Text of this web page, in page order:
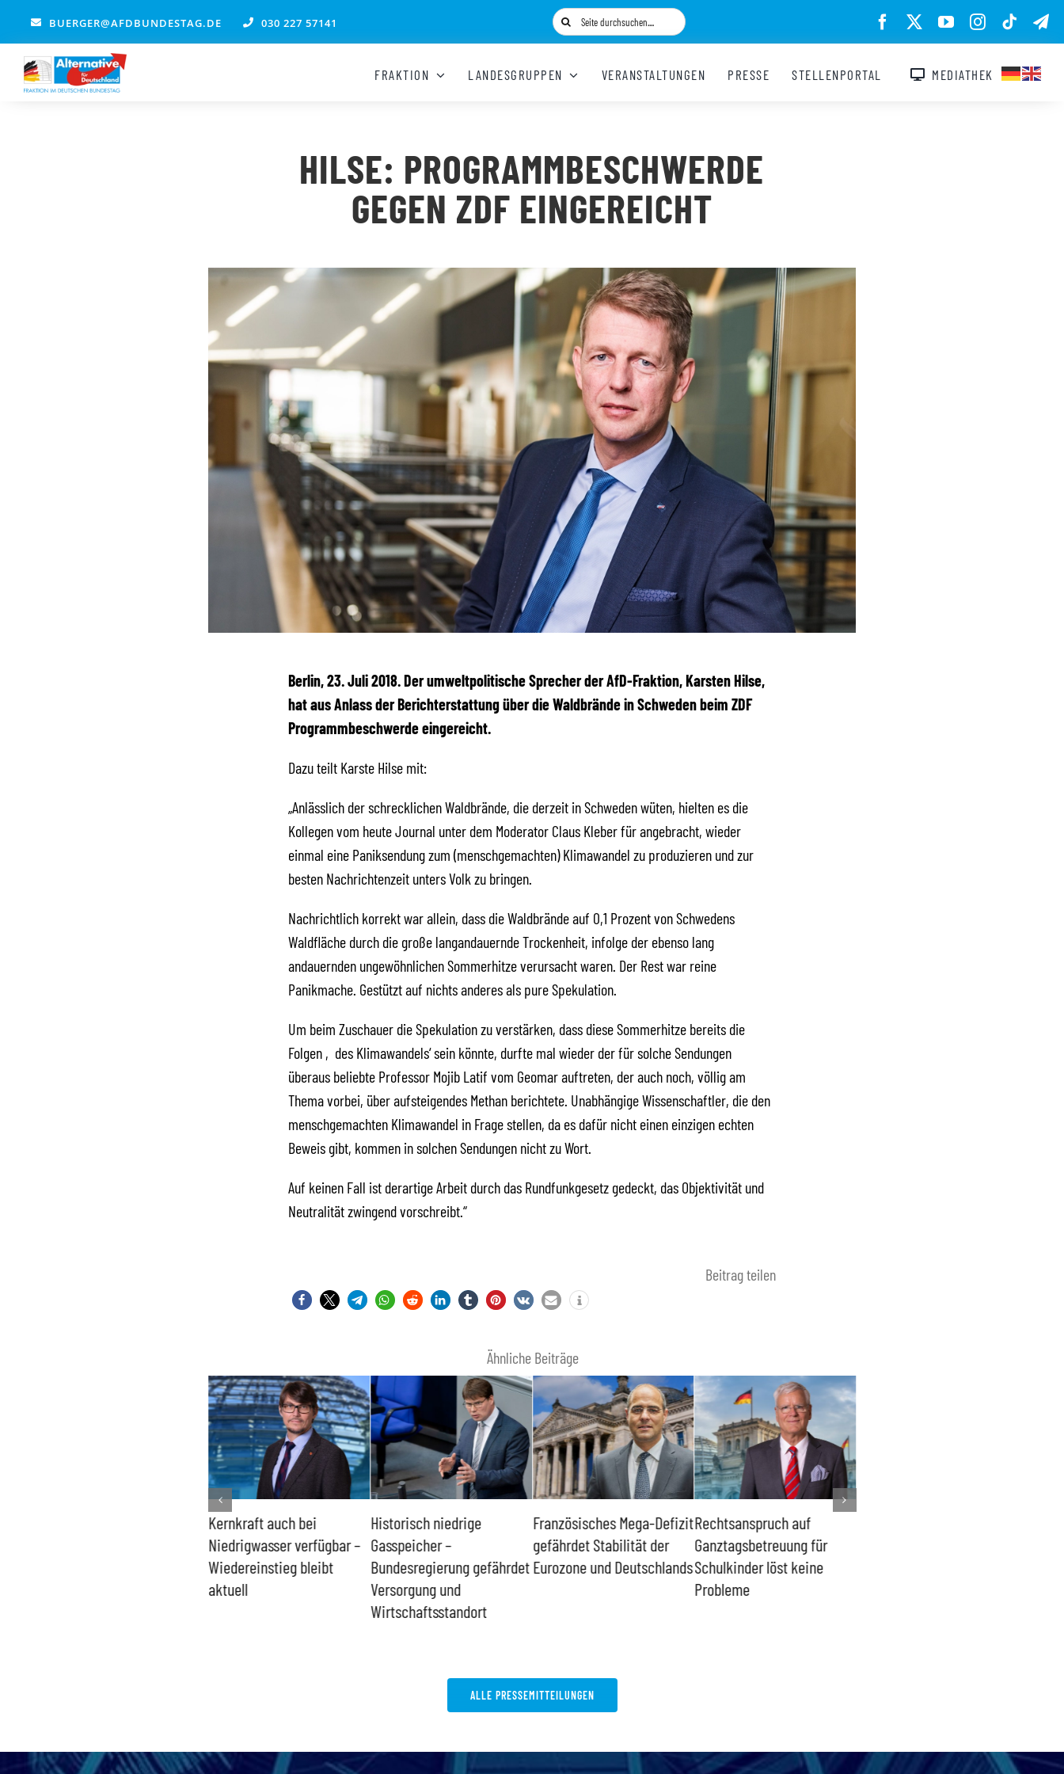
springen
BUERGER@AFDBUNDESTAG.DE 030 227 57141
Suche
nach:
FRAKTION LANDESGRUPPEN VERANSTALTUNGEN PRESSE STELLENPORTAL MEDIATHEK
HILSE: PROGRAMMBESCHWERDE
GEGEN ZDF EINGEREICHT
Berlin, 23. Juli 2018. Der umweltpolitische Sprecher der AfD-Fraktion, Karsten Hilse,
hat aus Anlass der Berichterstattung über die Waldbrände in Schweden beim ZDF
Programmbeschwerde eingereicht.
Dazu teilt Karste Hilse mit:
„Anlässlich der schrecklichen Waldbrände, die derzeit in Schweden wüten, hielten es die
Kollegen vom heute Journal unter dem Moderator Claus Kleber für angebracht, wieder
einmal eine Paniksendung zum (menschgemachten) Klimawandel zu produzieren und zur
besten Nachrichtenzeit unters Volk zu bringen.
Nachrichtlich korrekt war allein, dass die Waldbrände auf 0,1 Prozent von Schwedens
Waldfläche durch die große langandauernde Trockenheit, infolge der ebenso lang
andauernden ungewöhnlichen Sommerhitze verursacht waren. Der Rest war reine
Panikmache. Gestützt auf nichts anderes als pure Spekulation.
Um beim Zuschauer die Spekulation zu verstärken, dass diese Sommerhitze bereits die
Folgen ‚des Klimawandels‘ sein könnte, durfte mal wieder der für solche Sendungen
überaus beliebte Professor Mojib Latif vom Geomar auftreten, der auch noch, völlig am
Thema vorbei, über aufsteigendes Methan berichtete. Unabhängige Wissenschaftler, die den
menschgemachten Klimawandel in Frage stellen, da es dafür nicht einen einzigen echten
Beweis gibt, kommen in solchen Sendungen nicht zu Wort.
Auf keinen Fall ist derartige Arbeit durch das Rundfunkgesetz gedeckt, das Objektivität und
Neutralität zwingend vorschreibt.“
Beitrag teilen
Ähnliche Beiträge
Kernkraft auch bei
Niedrigwasser verfügbar –
Wiedereinstieg bleibt
aktuell
Historisch niedrige
Gasspeicher –
Bundesregierung gefährdet
Versorgung und
Wirtschaftsstandort
Französisches Mega-Defizit
gefährdet Stabilität der
Eurozone und Deutschlands
Rechtsanspruch auf
Ganztagsbetreuung für
Schulkinder löst keine
Probleme
ALLE PRESSEMITTEILUNGEN